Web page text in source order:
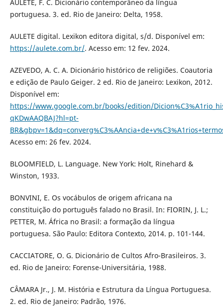
AULETE, F. C. Dicionário contemporâneo da língua
portuguesa. 3. ed. Rio de Janeiro: Delta, 1958.
AULETE digital. Lexikon editora digital, s/d. Disponível em:
https://aulete.com.br/. Acesso em: 12 fev. 2024.
AZEVEDO, A. C. A. Dicionário histórico de religiões. Coautoria
e edição de Paulo Geiger. 2 ed. Rio de Janeiro: Lexikon, 2012.
Disponível em:
https://www.google.com.br/books/edition/
qKDwAAQBAJ?hl=pt-
Acesso em: 26 fev. 2024.
BLOOMFIELD, L. Language. New York: Holt, Rinehard &
Winston, 1933.
BONVINI, E. Os vocábulos de origem africana na
constituição do português falado no Brasil. In: FIORIN, J. L.;
PETTER, M. África no Brasil: a formação da língua
portuguesa. São Paulo: Editora Contexto, 2014. p. 101-144.
CACCIATORE, O. G. Dicionário de Cultos Afro-Brasileiros. 3.
ed. Rio de Janeiro: Forense-Universitária, 1988.
CÂMARA Jr., J. M. História e Estrutura da Língua Portuguesa.
2. ed. Rio de Janeiro: Padrão, 1976.